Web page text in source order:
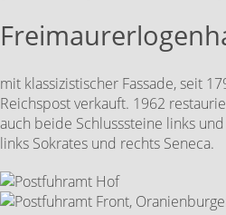
mit klassizistischer Fassade, seit
Reichspost verkauft. 1962
auch beide Schlusssteine links
links Sokrates und rechts Seneca.